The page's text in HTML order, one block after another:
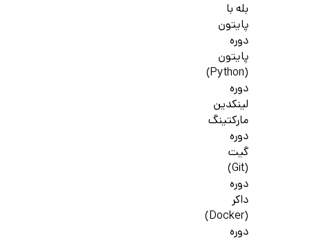
بله با
پایتون
دوره
پایتون
(Python)
دوره
لینکدین
مارکتینگ
دوره
گیت
(Git)
دوره
داکر
(Docker)
دوره